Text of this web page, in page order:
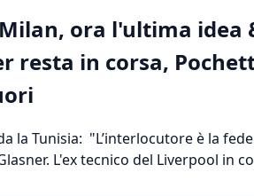
ora l'ultima idea
resta in corsa,
la Tunisia: "L’interlocutore è la
L'ex tecnico del Liverpool in